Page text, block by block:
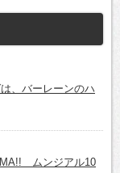
、バーレーンのハ
ムンジアル10